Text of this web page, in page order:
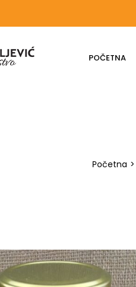
POČETNA
Početna